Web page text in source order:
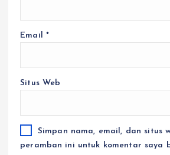
Email *
Situs Web
Simpan nama, email, dan situs
peramban ini untuk komentar saya